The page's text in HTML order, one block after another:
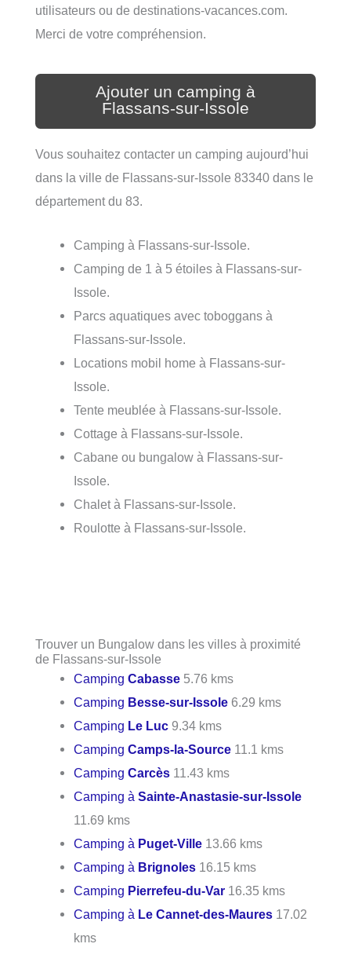
utilisateurs ou de destinations-vacances.com.
Merci de votre compréhension.
Ajouter un camping à
Flassans-sur-Issole
Vous souhaitez contacter un camping aujourd’hui
dans la ville de Flassans-sur-Issole 83340 dans le
département du 83.
Camping à Flassans-sur-Issole.
Camping de 1 à 5 étoiles à Flassans-sur-
Issole.
Parcs aquatiques avec toboggans à
Flassans-sur-Issole.
Locations mobil home à Flassans-sur-
Issole.
Tente meublée à Flassans-sur-Issole.
Cottage à Flassans-sur-Issole.
Cabane ou bungalow à Flassans-sur-
Issole.
Chalet à Flassans-sur-Issole.
Roulotte à Flassans-sur-Issole.
Trouver un Bungalow dans les villes à proximité
de Flassans-sur-Issole
CampingCabasse 5.76 kms
Camping Besse-sur-Issole 6.29 kms
Camping Le Luc 9.34 kms
CampingCamps-la-Source 11.1 kms
CampingCarcès 11.43 kms
Camping àSainte-Anastasie-sur-Issole
11.69 kms
Camping à Puget-Ville 13.66 kms
Camping à Brignoles 16.15 kms
Camping Pierrefeu-du-Var 16.35 kms
Camping à Le Cannet-des-Maures 17.02
kms